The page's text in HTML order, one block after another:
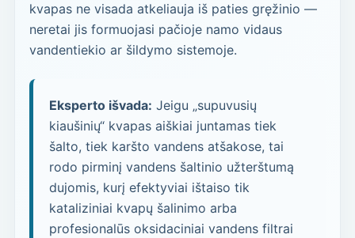
kvapas ne visada atkeliauja iš paties gręžinio —
neretai jis formuojasi pačioje namo vidaus
vandentiekio ar šildymo sistemoje.
Eksperto išvada: Jeigu „supuvusių
kiaušinių“ kvapas aiškiai juntamas tiek
šalto, tiek karšto vandens atšakose, tai
rodo pirminį vandens šaltinio užterštumą
dujomis, kurį efektyviai ištaiso tik
kataliziniai kvapų šalinimo arba
profesionalūs oksidaciniai vandens filtrai